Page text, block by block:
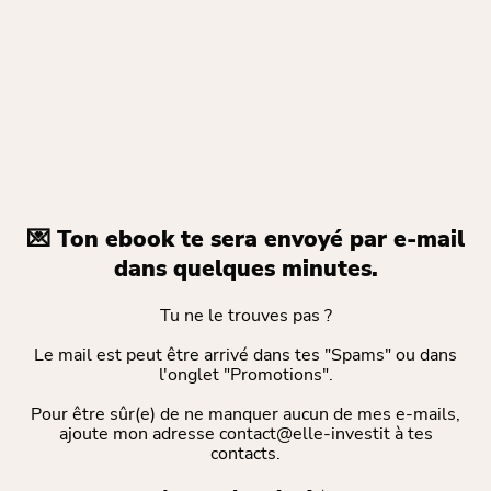
💌 Ton ebook te sera envoyé par e-mail
dans quelques minutes.
Tu ne le trouves pas ?
Le mail est peut être arrivé dans tes "Spams" ou dans
l'onglet "Promotions".
Pour être sûr(e) de ne manquer aucun de mes e-mails,
ajoute mon adresse contact@elle-investit à tes
contacts.